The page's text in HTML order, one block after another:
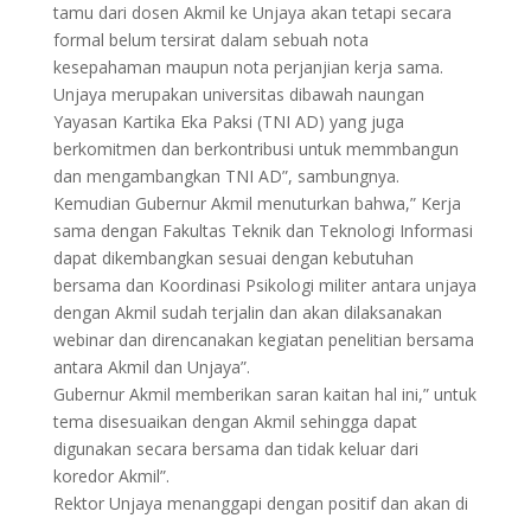
tamu dari dosen Akmil ke Unjaya akan tetapi secara
formal belum tersirat dalam sebuah nota
kesepahaman maupun nota perjanjian kerja sama.
Unjaya merupakan universitas dibawah naungan
Yayasan Kartika Eka Paksi (TNI AD) yang juga
berkomitmen dan berkontribusi untuk memmbangun
dan mengambangkan TNI AD”, sambungnya.
Kemudian Gubernur Akmil menuturkan bahwa,” Kerja
sama dengan Fakultas Teknik dan Teknologi Informasi
dapat dikembangkan sesuai dengan kebutuhan
bersama dan Koordinasi Psikologi militer antara unjaya
dengan Akmil sudah terjalin dan akan dilaksanakan
webinar dan direncanakan kegiatan penelitian bersama
antara Akmil dan Unjaya”.
Gubernur Akmil memberikan saran kaitan hal ini,” untuk
tema disesuaikan dengan Akmil sehingga dapat
digunakan secara bersama dan tidak keluar dari
koredor Akmil”.
Rektor Unjaya menanggapi dengan positif dan akan di